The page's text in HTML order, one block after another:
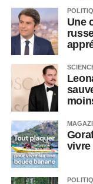
Une
vivre